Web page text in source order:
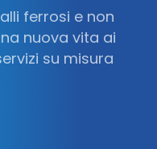
ferrosi e non
nuova vita ai
su misura